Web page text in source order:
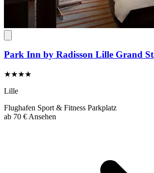
Park Inn by Radisson Lille Grand
★★★★
Lille
Flughafen Sport & Fitness Parkplatz
ab 70 € Ansehen